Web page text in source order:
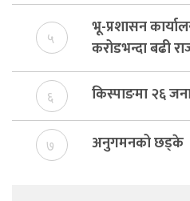
५
भू-प्रशासन
करोडभन्दा बढी
बेरुजु फर्छयौट
६ किस्पाङमा २६
७ अनुगमनको छड्के